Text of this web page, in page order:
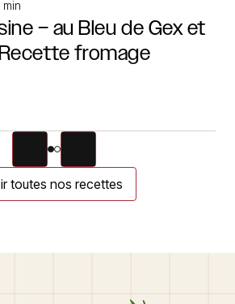
min
– au Bleu de Gex et
fromage
toutes nos recettes